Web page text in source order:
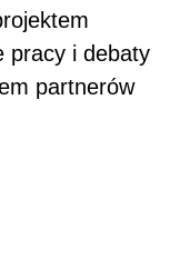
pracy i debaty
partnerów